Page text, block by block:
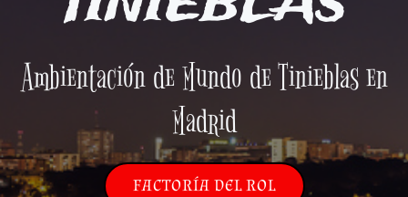
Ambientación de Mundo de Tinieblas en
Madrid
FACTORÍA DEL ROL